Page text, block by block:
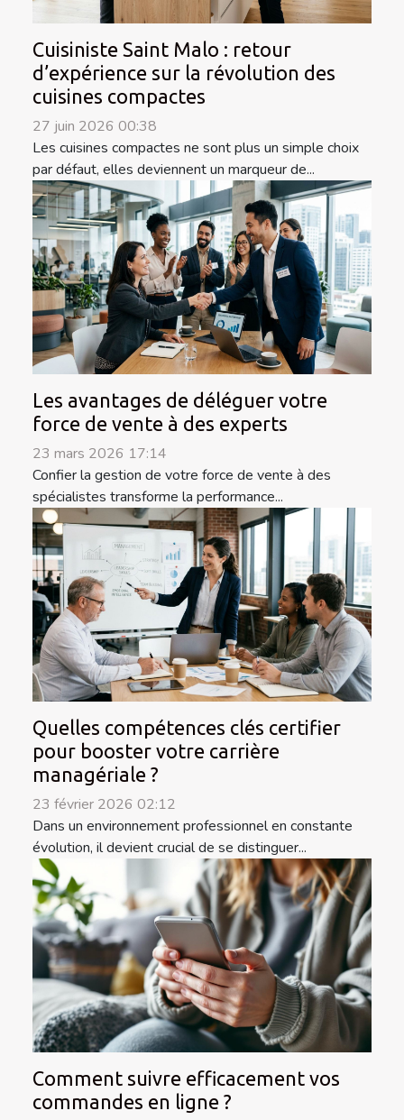
Cuisiniste Saint Malo : retour
d’expérience sur la révolution des
cuisines compactes
27 juin 2026 00:38
Les cuisines compactes ne sont plus un simple choix
par défaut, elles deviennent un marqueur de...
Les avantages de déléguer votre
force de vente à des experts
23 mars 2026 17:14
Confier la gestion de votre force de vente à des
spécialistes transforme la performance...
Quelles compétences clés certifier
pour booster votre carrière
managériale ?
23 février 2026 02:12
Dans un environnement professionnel en constante
évolution, il devient crucial de se distinguer...
Comment suivre efficacement vos
commandes en ligne ?